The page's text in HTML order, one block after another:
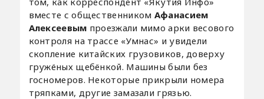
вместе с общественником Афанасием
Алексеевым проезжали мимо арки весового
контроля на трассе «Умнас» и увидели
скопление китайских грузовиков, доверху
гружёных щебёнкой. Машины были без
госномеров. Некоторые прикрыли номера
тряпками, другие замазали грязью.